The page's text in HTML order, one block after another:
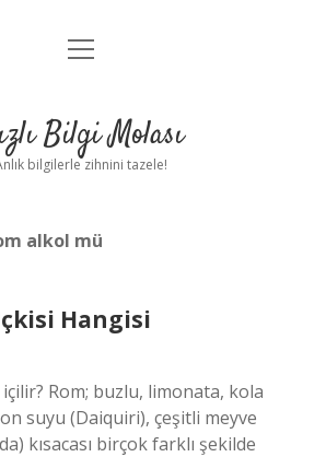
Anasayfa
Yasal Uyarı
menüyü
Bilgi Molası
bilgilerle zihnini tazele!
alkol mü
Hangisi
Rom; buzlu, limonata, kola
suyu (Daiquiri), çeşitli meyve
kısacası birçok farklı şekilde